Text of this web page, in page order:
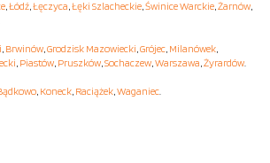
,Łódź,Łęczyca,Łęki Szlacheckie,Świnice Warckie,Żarnów,
, Brwinów,Grodzisk Mazowiecki,Grójec, Milanówek,
, Piastów, Pruszków,Sochaczew,Warszawa,Żyrardów.
, Koneck, Raciążek,Waganiec.